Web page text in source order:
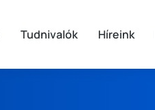
Tudnivalók Híreink